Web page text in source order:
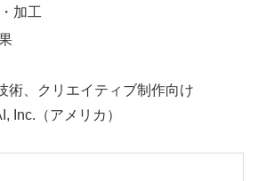
加工
術、クリエイティブ制作向け
Inc.（アメリカ）